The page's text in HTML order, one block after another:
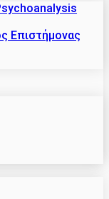
Επιστήμονας